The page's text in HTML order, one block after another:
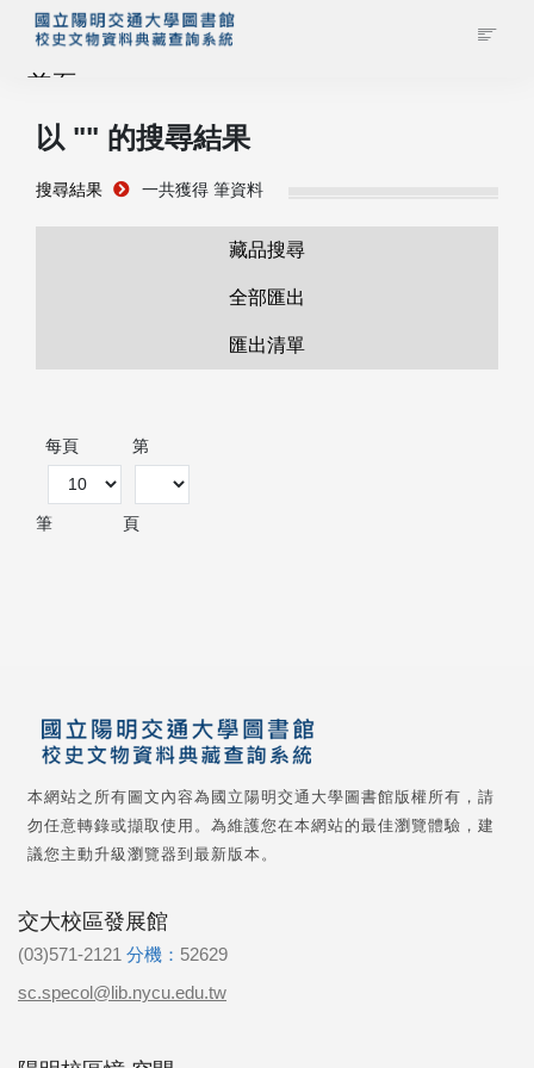
首頁
藏品查詢
以 "" 的搜尋結果
搜尋結果 一共獲得 筆資料
藏品搜尋
全部匯出
匯出清單
每頁
筆
第
頁
本網站之所有圖文內容為國立陽明交通大學圖書館版權所有，請
勿任意轉錄或擷取使用。為維護您在本網站的最佳瀏覽體驗，建
議您主動升級瀏覽器到最新版本。
交大校區發展館
(03)571-2121 分機： 52629
sc.specol@lib.nycu.edu.tw